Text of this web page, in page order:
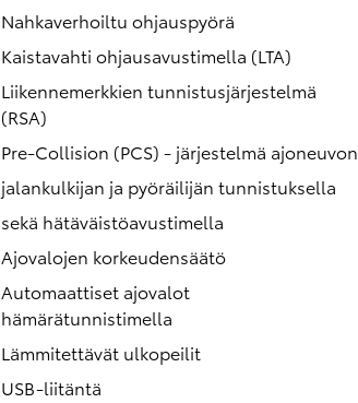
Nahkaverhoiltu ohjauspyörä
Kaistavahti ohjausavustimella (LTA)
Liikennemerkkien tunnistusjärjestelmä
(RSA)
Pre-Collision (PCS) - järjestelmä ajoneuvon
jalankulkijan ja pyöräilijän tunnistuksella
sekä hätäväistöavustimella
Ajovalojen korkeudensäätö
Automaattiset ajovalot
hämärätunnistimella
Lämmitettävät ulkopeilit
USB-liitäntä